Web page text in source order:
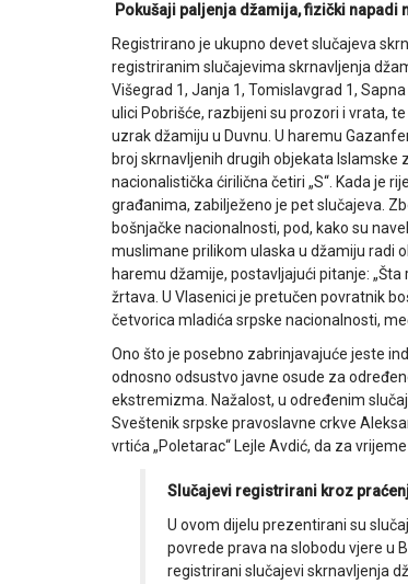
Pokušaji paljenja džamija, fizički napadi
Registrirano je ukupno devet slučajeva
registriranim slučajevima skrnavljenja
Višegrad 1, Janja 1, Tomislavgrad 1,
ulici Pobrišće, razbijeni su prozori i vrata,
uzrak džamiju u Duvnu. U haremu
broj skrnavljenih drugih objekata Islamske
nacionalistička ćirilična četiri „S“. Kada je
građanima, zabilježeno je pet slučajeva.
bošnjačke nacionalnosti, pod, kako su
muslimane prilikom ulaska u džamiju radi
haremu džamije, postavljajući pitanje:
žrtava. U Vlasenici je pretučen povratnik
četvorica mladića srpske nacionalnosti,
Ono što je posebno zabrinjavajuće jeste
odnosno odsustvo javne osude za
ekstremizma. Nažalost, u određenim
Sveštenik srpske pravoslavne crkve
vrtića „Poletarac“ Lejle Avdić, da za
Slučajevi registrirani kroz
U ovom dijelu prezentirani su
povrede prava na slobodu vjere u
registrirani slučajevi skrnavljenja